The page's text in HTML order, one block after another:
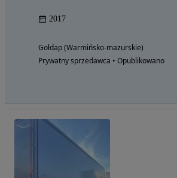
2017
Gołdap (Warmińsko-mazurskie)
Prywatny sprzedawca • Opublikowano